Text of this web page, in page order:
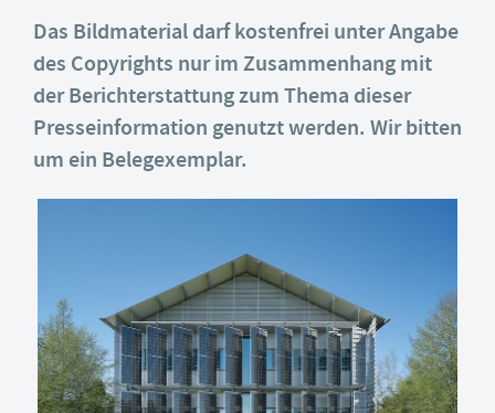
Das Bildmaterial darf kostenfrei unter Angabe
des Copyrights nur im Zusammenhang mit
der Berichterstattung zum Thema dieser
Presseinformation genutzt werden. Wir bitten
um ein Belegexemplar.